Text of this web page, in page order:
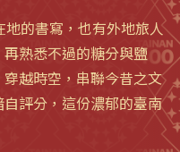
的書寫，也有外地旅人
熟悉不過的糖分與鹽
越時空，串聯今昔之文
評分，這份濃郁的臺南